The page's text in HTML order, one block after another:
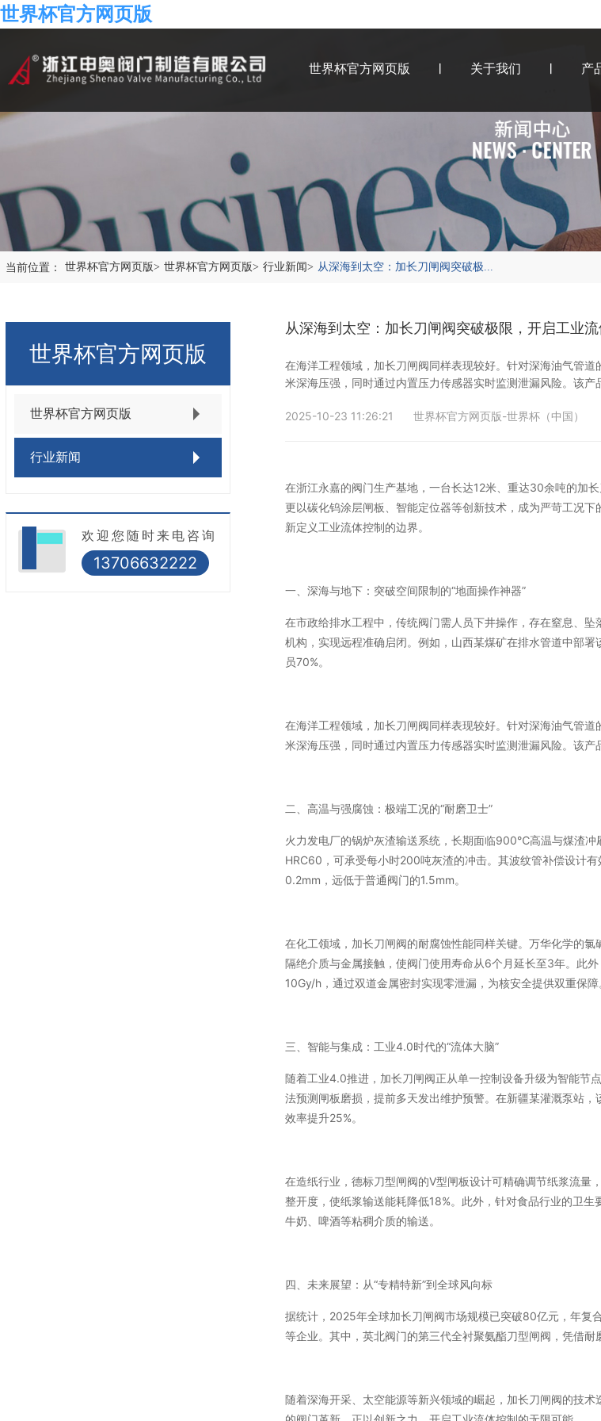
世界杯官方网页版
世界杯官方网页版 关于我们 产
当前位置： 世界杯官方网页版> 世界杯官方网页版> 行业新闻> 从深海到太空：加长刀闸阀突破极...
世界杯官方网页版
世界杯官方网页版
行业新闻
欢迎您随时来电咨询
13706632222
从深海到太空：加长刀闸阀突破极限，开启工业
在海洋工程领域，加长刀闸阀同样表现较好。针对深海油气管
米深海压强，同时通过内置压力传感器实时监测泄漏风险。该
2025-10-23 11:26:21 世界杯官方网页版-世界杯（中国）
在浙江永嘉的阀门生产基地，一台长达12米、重达30余吨的加
更以碳化钨涂层闸板、智能定位器等创新技术，成为严苛工况
新定义工业流体控制的边界。
一、深海与地下：突破空间限制的“地面操作神器”
在市政给排水工程中，传统阀门需人员下井操作，存在窒息、
机构，实现远程准确启闭。例如，山西某煤矿在排水管道中部
员70%。
在海洋工程领域，加长刀闸阀同样表现较好。针对深海油气管
米深海压强，同时通过内置压力传感器实时监测泄漏风险。该
二、高温与强腐蚀：极端工况的“耐磨卫士”
火力发电厂的锅炉灰渣输送系统，长期面临900℃高温与煤渣冲
HRC60，可承受每小时200吨灰渣的冲击。其波纹管补偿设计
0.2mm，远低于普通阀门的1.5mm。
在化工领域，加长刀闸阀的耐腐蚀性能同样关键。万华化学的
隔绝介质与金属接触，使阀门使用寿命从6个月延长至3年。此
10Gy/h，通过双道金属密封实现零泄漏，为核安全提供双重保障
三、智能与集成：工业4.0时代的“流体大脑”
随着工业4.0推进，加长刀闸阀正从单一控制设备升级为智能节
法预测闸板磨损，提前多天发出维护预警。在新疆某灌溉泵站
效率提升25%。
在造纸行业，德标刀型闸阀的V型闸板设计可精确调节纸浆流量
整开度，使纸浆输送能耗降低18%。此外，针对食品行业的卫
牛奶、啤酒等粘稠介质的输送。
四、未来展望：从“专精特新”到全球风向标
据统计，2025年全球加长刀闸阀市场规模已突破80亿元，年复
等企业。其中，英北阀门的第三代全衬聚氨酯刀型闸阀，凭借
随着深海开采、太空能源等新兴领域的崛起，加长刀闸阀的技